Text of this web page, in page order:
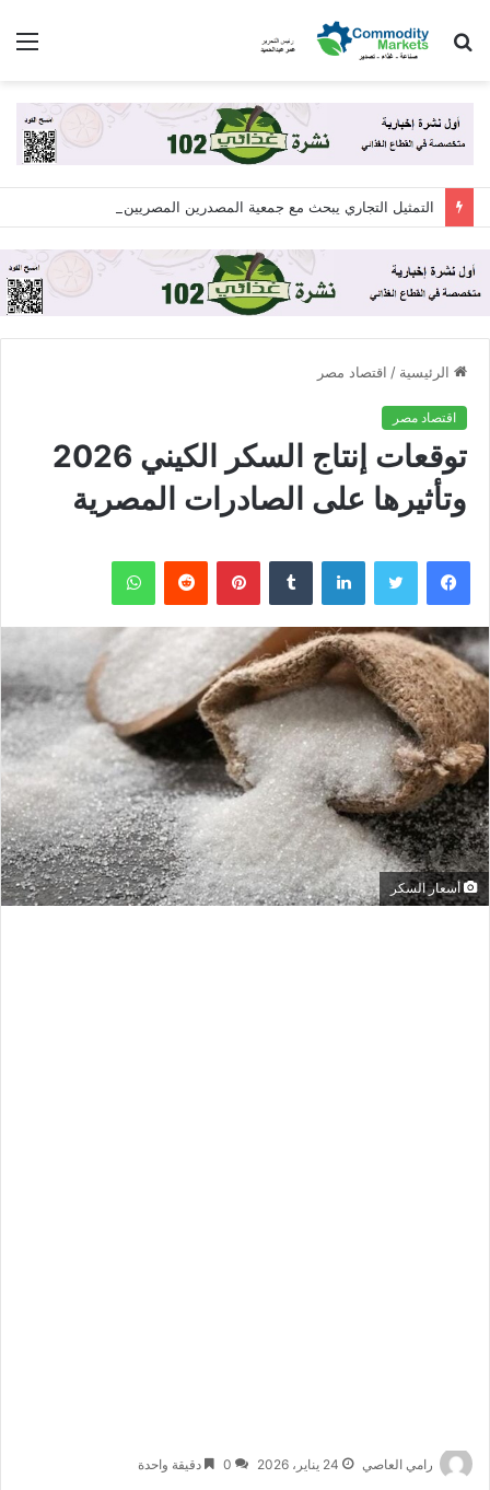
بحث
الرئيسية / اقتصاد مصر
اقتصاد مصر
توقعات إنتاج السكر الكيني 2026
وتأثيرها على الصادرات المصرية
فيسبوك تويتر لينكدإن بينتيريست واتساب
أسعار السكر
رامي العاصي 24 يناير، 2026 0 دقيقة واحدة